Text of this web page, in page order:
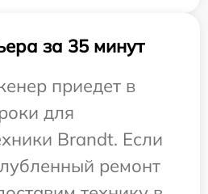
за 35 минут
приедет в
для
Brandt. Если
ремонт